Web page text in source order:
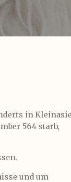
in
564 starb,
und um